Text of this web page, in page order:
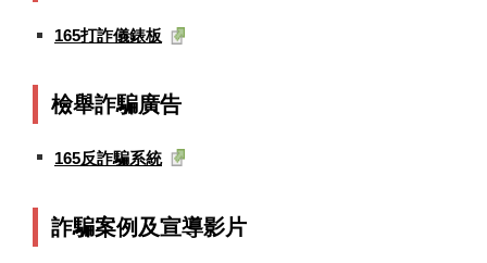
165打詐儀錶板
檢舉詐騙廣告
165反詐騙系統
詐騙案例及宣導影片